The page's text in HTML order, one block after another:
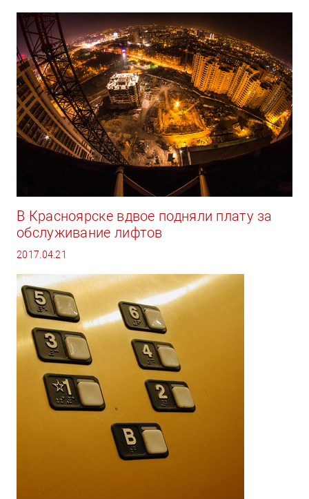
В Красноярске вдвое подняли плату за
обслуживание лифтов
2017.04.21